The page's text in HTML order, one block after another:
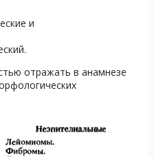
и
отражать в анамнезе